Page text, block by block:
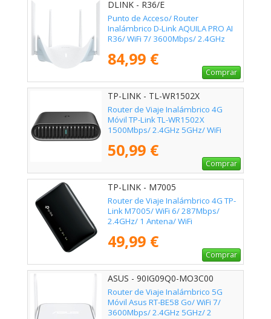
DLINK - R36/E
Punto de Acceso/ Router
Inalámbrico D-Link AQUILA PRO AI
R36/ WiFi 7/ 3600Mbps/ 2.4GHz
802.11be/ax/ac/n/a/ - n/b/g
84,99 €
Comprar
TP-LINK - TL-WR1502X
Router de Viaje Inalámbrico 4G
Móvil TP-Link TL-WR1502X
1500Mbps/ 2.4GHz 5GHz/ WiFi
50,99 €
Comprar
TP-LINK - M7005
Router de Viaje Inalámbrico 4G TP-
Link M7005/ WiFi 6/ 287Mbps/
2.4GHz/ 1 Antena/ WiFi
49,99 €
Comprar
ASUS - 90IG09Q0-MO3C00
Router de Viaje Inalámbrico 5G
Móvil Asus RT-BE58 Go/ WiFi 7/
3600Mbps/ 2.4GHz 5GHz/ 2